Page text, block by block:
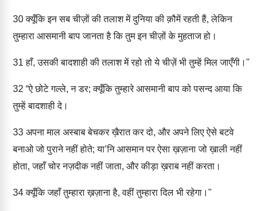
30क्यूँकि इन सब चीज़ों की तलाश में दुनिया की क़ौमें रहती हैं, लेकिन
तुम्हारा आसमानी बाप जानता है कि तुम इन चीज़ों के मुहताज हो।
31 हाँ, उसकी बादशाही की तलाश में रहो तो ये चीज़ें भी तुम्हें मिल जाएँगी।"
32 “ऐ छोटे गल्ले, न डर; क्यूँकि तुम्हारे आसमानी बाप को पसन्द आया कि
तुम्हें बादशाही दे।
33 अपना माल अस्बाब बेचकर ख़ैरात कर दो, और अपने लिए ऐसे बटवे
बनाओ जो पुराने नहीं होते; या’नि आसमान पर ऐसा ख़ज़ाना जो ख़ाली नहीं
होता, जहाँ चोर नज़दीक नहीं जाता, और कीड़ा ख़राब नहीं करता।
34क्यूँकि जहाँ तुम्हारा ख़ज़ाना है, वहीं तुम्हारा दिल भी रहेगा।"